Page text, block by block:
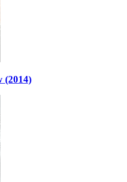
(2014)